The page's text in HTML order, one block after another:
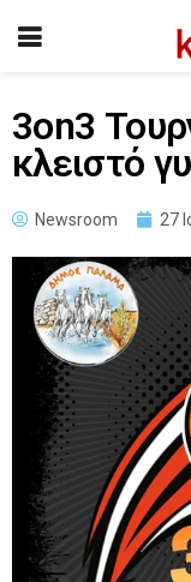
3on3
κλειστό
Newsroom 27